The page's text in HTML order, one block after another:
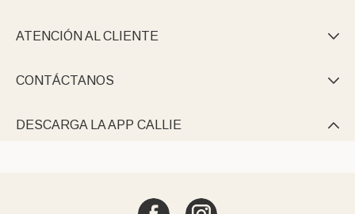
ATENCIÓN AL CLIENTE 
CONTÁCTANOS 
DESCARGA LA APP CALLIE 